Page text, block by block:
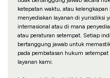
ketepatan waktu, atau
menyediakan layanan di yurisdiksi
internasional atau di mana
atau peraturan setempat. Setiap
bertanggung jawab untuk
pada pembatasan hukum
layanan kami.